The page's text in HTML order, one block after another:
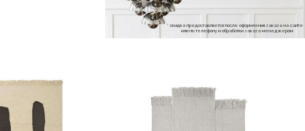
* скидка предоставляется после оформления заказа на сайте
или по телефону и обработки заказа менеджером